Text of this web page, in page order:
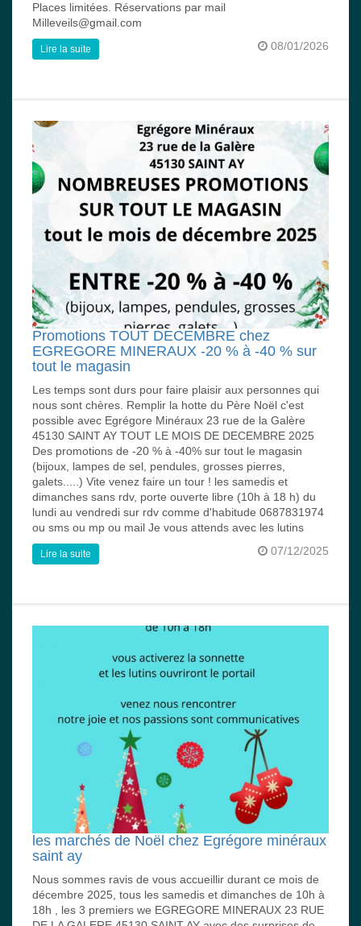
Places limitées. Réservations par mail
Milleveils@gmail.com
08/01/2026
Lire la suite
Promotions TOUT DECEMBRE chez
EGREGORE MINERAUX -20 % à -40 % sur
tout le magasin
Les temps sont durs pour faire plaisir aux personnes qui
nous sont chères. Remplir la hotte du Père Noël c'est
possible avec Egrégore Minéraux 23 rue de la Galère
45130 SAINT AY TOUT LE MOIS DE DECEMBRE 2025
Des promotions de -20 % à -40% sur tout le magasin
(bijoux, lampes de sel, pendules, grosses pierres,
galets.....) Vite venez faire un tour ! les samedis et
dimanches sans rdv, porte ouverte libre (10h à 18 h) du
lundi au vendredi sur rdv comme d'habitude 0687831974
ou sms ou mp ou mail Je vous attends avec les lutins
07/12/2025
Lire la suite
les marchés de Noël chez Egrégore minéraux
saint ay
Nous sommes ravis de vous accueillir durant ce mois de
décembre 2025, tous les samedis et dimanches de 10h à
18h , les 3 premiers we EGREGORE MINERAUX 23 RUE